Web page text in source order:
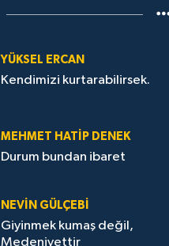
YÜKSEL ERCAN
Kendimizi kurtarabilirsek.
MEHMET HATİP DENEK
Durum bundan ibaret
NEVİN GÜLÇEBİ
Giyinmek kumaş değil,
Medeniyettir